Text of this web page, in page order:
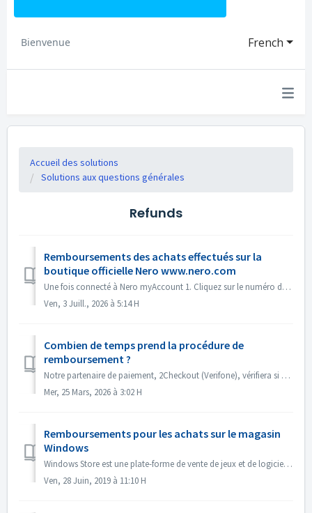
French
Bienvenue
Accueil des solutions
Solutions aux questions générales
Refunds
Remboursements des achats effectués sur la
boutique officielle Nero www.nero.com
Une fois connecté à Nero myAccount 1. Cliquez sur le numéro de référence. 2. Dans la barre latérale gauche, cliquez sur le bouton « Demander un remboursem...
Ven, 3 Juill., 2026 à 5:14 H
Combien de temps prend la procédure de
remboursement ?
Notre partenaire de paiement, 2Checkout (Verifone), vérifiera si vous remplissez les conditions requises pour bénéficier d'un remboursement et traitera...
Mer, 25 Mars, 2026 à 3:02 H
Remboursements pour les achats sur le magasin
Windows
Windows Store est une plate-forme de vente de jeux et de logiciels tierce partie de la société Microsoft. Leurs conditions générales de vente ne permettent ...
Ven, 28 Juin, 2019 à 11:10 H